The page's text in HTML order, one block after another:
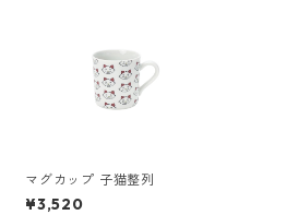
マグカップ 子猫整列
¥3,520